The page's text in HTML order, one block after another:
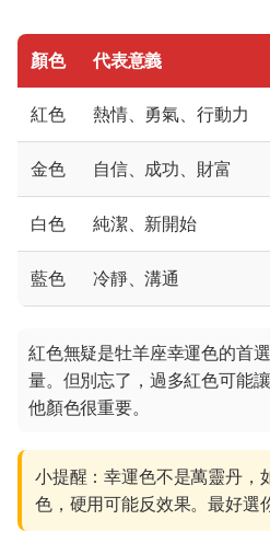
顏色 代表意義
紅色 熱情、勇氣、行動力
金色 自信、成功、財富
白色 純潔、新開始
藍色 冷靜、溝通
紅色無疑是牡羊座幸運色的首
量。但別忘了，過多紅色可能
他顏色很重要。
小提醒：幸運色不是萬靈丹，
色，硬用可能反效果。最好選